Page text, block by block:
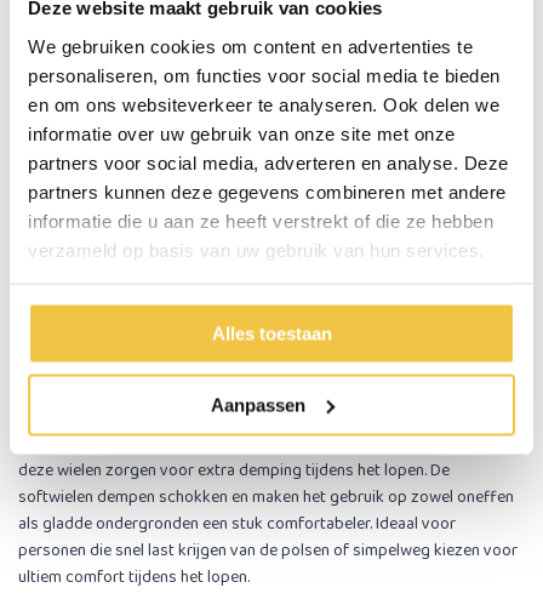
Deze website maakt gebruik van cookies
We gebruiken cookies om content en advertenties te
personaliseren, om functies voor social media te bieden
en om ons websiteverkeer te analyseren. Ook delen we
informatie over uw gebruik van onze site met onze
partners voor social media, adverteren en analyse. Deze
partners kunnen deze gegevens combineren met andere
informatie die u aan ze heeft verstrekt of die ze hebben
verzameld op basis van uw gebruik van hun services.
Alles toestaan
Aanpassen
De MultiMotion Carbon rollator is ontworpen met ultiem
gebruikersgemak als uitgangspunt, hij moet voor iedereen eenvoudig
te bedienen zijn. Je klapt de carbon rollator in elkaar door de zitting
omhoog te trekken, indien gewenst kan het elastische bandje de
rollator in ingeklapte stand vergrendelen.
De rollator is aan beide zijden voorzien van een handige stoephulp,
waarmee je moeiteloos stoepranden en obstakels kunt overwinnen.
De handvatten zijn met één druk op de knop eenvoudig in hoogte te
verstellen, binnen enkele seconden zijn de handvatten op een andere
hoogte ingesteld. De parkeerrem activeer je moeiteloos door deze
bent weer onderweg. De MultiMotion Carbon rollator is praktisch en
verfijnd tot in de kleinste details!
De MultiMotion Carbon rollator is voorzien van zachte
De MultiMotion carbon rollator is voorzien van zachte PU softwielen,
deze wielen zorgen voor extra demping tijdens het lopen. De
softwielen dempen schokken en maken het gebruik op zowel oneffen
als gladde ondergronden een stuk comfortabeler. Ideaal voor
personen die snel last krijgen van de polsen of simpelweg kiezen voor
ultiem comfort tijdens het lopen.